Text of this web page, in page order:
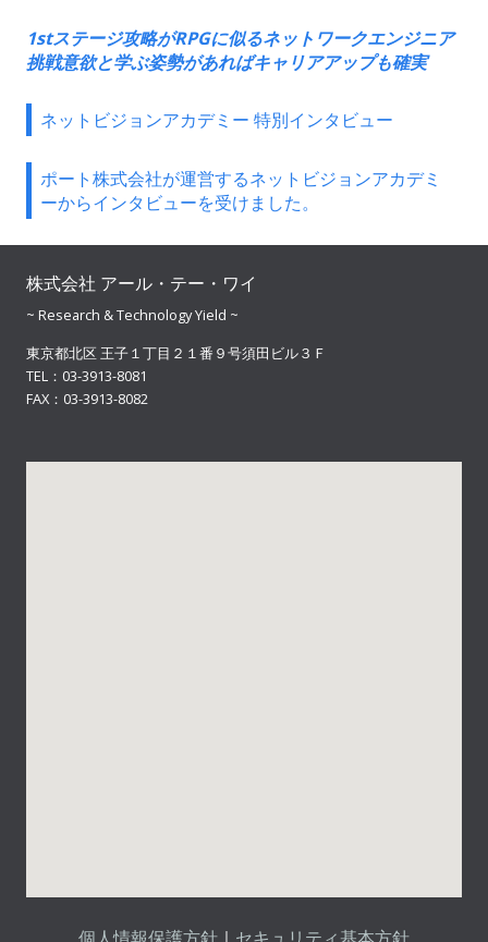
1stステージ攻略がRPGに似るネットワークエンジニア
挑戦意欲と学ぶ姿勢があればキャリアアップも確実
ネットビジョンアカデミー 特別インタビュー
ポート株式会社が運営するネットビジョンアカデミ
ーからインタビューを受けました。
株式会社 アール・テー・ワイ
~ Research & Technology Yield ~
東京都北区 王子１丁目２１番９号須田ビル３Ｆ
TEL：03-3913-8081
FAX：03-3913-8082